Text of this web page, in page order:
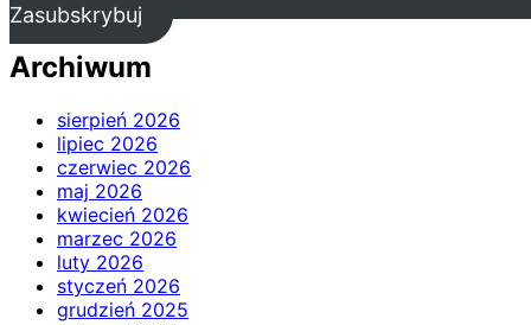
Zasubskrybuj
Archiwum
sierpień 2026
lipiec 2026
czerwiec 2026
maj 2026
kwiecień 2026
marzec 2026
luty 2026
styczeń 2026
grudzień 2025